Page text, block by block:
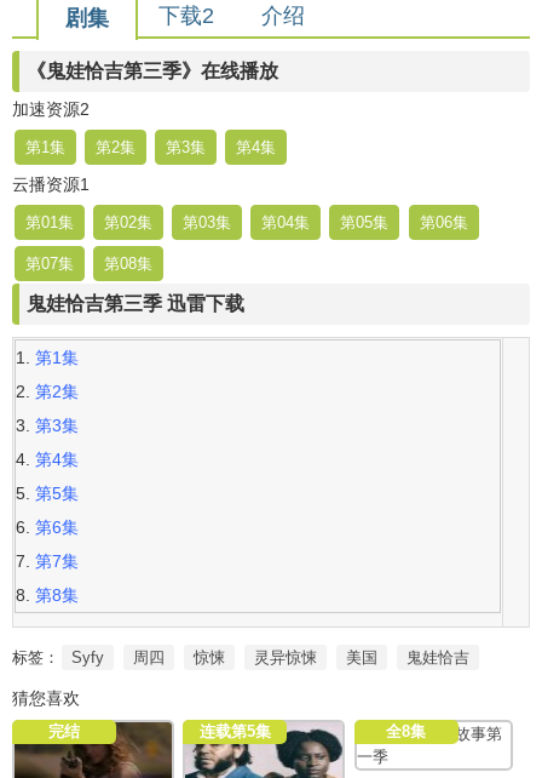
剧集 下载2 介绍
《鬼娃恰吉第三季》在线播放
加速资源2
第1集 第2集 第3集 第4集
云播资源1
第01集 第02集 第03集 第04集 第05集 第06集
第07集 第08集
鬼娃恰吉第三季 迅雷下载
第1集
第2集
第3集
第4集
第5集
第6集
第7集
第8集
标签： Syfy 周四 惊悚 灵异惊悚 美国 鬼娃恰吉
猜您喜欢
完结 连载第5集 全8集